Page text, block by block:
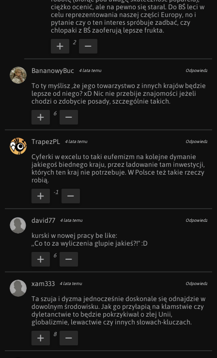
ciężko ocenić, ale na pewno się starał. Do BŚ leci w
celu reprezentowania naszej części Europy, no i
pytanie czy o ten interes spróbuje zadbać, czy
chłopaki z BŚ zaoferują lepsze frukta.
2
BananowyBuc 4 lata temu Odpowiedz
To ty myślisz ,że jego towarzystwo z innych krajów będzie
lepsze od niego? xD Nic nie przebije znajomości jeżeli
chodzi o zdobycie posady, szczególnie takich.
6
TrapezPL 4 lata temu Odpowiedz
Cyferki w excelu to taki eufemizm na kolejne dymanie
jakiegoś biednego kraju, przez ładowanie tam inwestycji,
których ten kraj nie potrzebuje. W Polsce też takie rzeczy
robią.
-1
david77 4 lata temu Odpowiedz
kurski w nowej pracy be like:
,,Co to za wyliczenia głupie jakieś?!" :D
6
xam333 4 lata temu Odpowiedz
Ta szuja i dyzma jednocześnie doskonale się odnajdzie w
dowolnym środowisku. Jak go przyłapią na kłamstwie czy
dyletanctwie to będzie pokrzykiwał o złej Unii,
globalizmie, lewactwie czy innych słowach-kluczach.
8